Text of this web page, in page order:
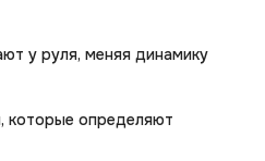
у руля, меняя динамику
которые определяют